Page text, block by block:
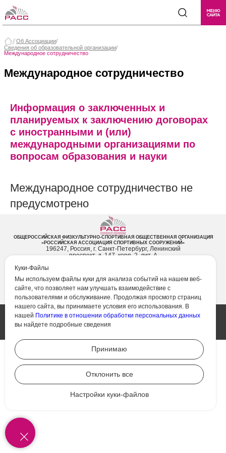
Об Ассоциации/
Сведения об образовательной организации/
Международное сотрудничество
Международное сотрудничество
Информация о заключенных и
планируемых к заключению договорах
с иностранными и (или)
международными организациями по
вопросам образования и науки
Международное сотрудничество не
предусмотрено
ОБЩЕРОССИЙСКАЯ ФИЗКУЛЬТУРНО-СПОРТИВНАЯ ОБЩЕСТВЕННАЯ ОРГАНИЗАЦИЯ
«РОССИЙСКАЯ АССОЦИАЦИЯ СПОРТИВНЫХ СООРУЖЕНИЙ»
196247, Россия, г. Санкт-Петербург, Ленинский
проспект, д. 147, корп. 2, лит. А
e-mail: info@rasf.ru
Режим работы: пн-пт с 09:00 до 18:00, сб-вс
выходной
общественная организация «Российская ассоциация
спортивных сооружений» ИНН 7839005683 , КПП 781001001,
ОГРН 1057860000076. Все права защищены.
Куки-Файлы
Мы используем файлы куки для анализа событий на нашем веб-
сайте, что позволяет нам улучшать взаимодействие с
пользователями и обслуживание. Продолжая просмотр страниц
нашего сайта, вы принимаете условия его использования. В
нашей Политике в отношении обработки персональных данных
вы найдете подробные сведения
Принимаю
Отклонить все
Настройки куки-файлов